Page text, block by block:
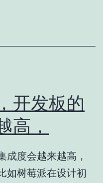
开发板的
高，
成度会越来越高，
如树莓派在设计初